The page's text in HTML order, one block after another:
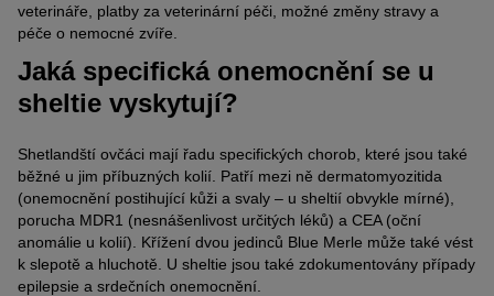
veterináře, platby za veterinární péči, možné změny stravy a
péče o nemocné zvíře.
Jaká specifická onemocnění se u
sheltie vyskytují?
Shetlandští ovčáci mají řadu specifických chorob, které jsou také
běžné u jim příbuzných kolií. Patří mezi ně dermatomyozitida
(onemocnění postihující kůži a svaly – u sheltií obvykle mírné),
porucha MDR1 (nesnášenlivost určitých léků) a CEA (oční
anomálie u kolií). Křížení dvou jedinců Blue Merle může také vést
k slepotě a hluchotě. U sheltie jsou také zdokumentovány případy
epilepsie a srdečních onemocnění.